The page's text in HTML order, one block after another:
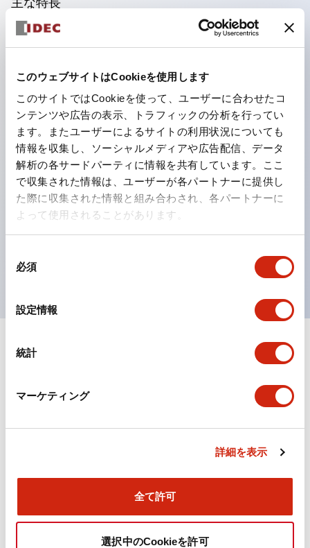
このウェブサイトはCookieを使用します
このサイトではCookieを使って、ユーザーに合わせたコ
ンテンツや広告の表示、トラフィックの分析を行ってい
ます。またユーザーによるサイトの利用状況についても
情報を収集し、ソーシャルメディアや広告配信、データ
解析の各サードパーティに情報を共有しています。ここ
で収集された情報は、ユーザーが各パートナーに提供し
た際に収集された情報と組み合わされ、各パートナーに
よって使用されることがあります。
必須
設定情報
統計
マーケティング
詳細を表示
全て許可
選択中のCookieを許可
照光ユニットの低電圧タイプ(6～24Vタイプ)は2026
フィンガープロテクション構造、ねじアップ端子構造、
保護構造IP20に対応したHW-U形コンタクトブロック
を搭載。
高電圧タイプのLED球が搭載可能になり、ダイレクト
タイプの定格使用電圧が最大240Vまで対応可能になり
ました。
ひとつで6色の役をこなすLED球（LSRD球）。これま
UL、CSA、TÜV、CCC認証品。
ドキュメントとファイル
年6月版）（日本語）
4.92MB